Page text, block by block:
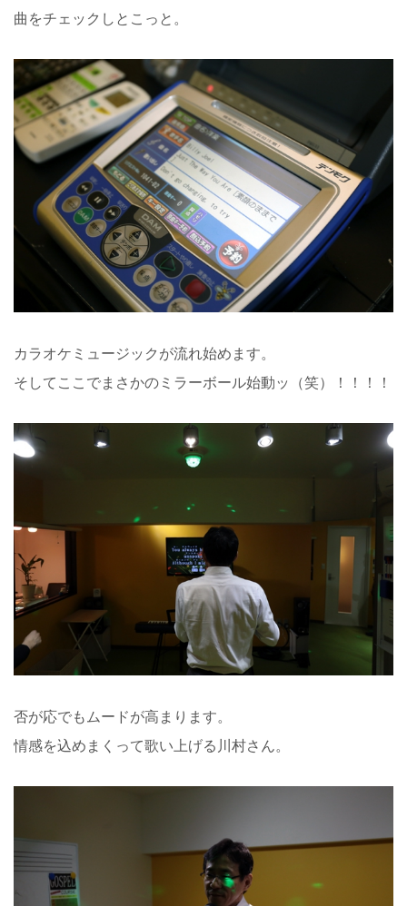
曲をチェックしとこっと。
カラオケミュージックが流れ始めます。
そしてここでまさかのミラーボール始動ッ（笑）！！！！
否が応でもムードが高まります。
情感を込めまくって歌い上げる川村さん。